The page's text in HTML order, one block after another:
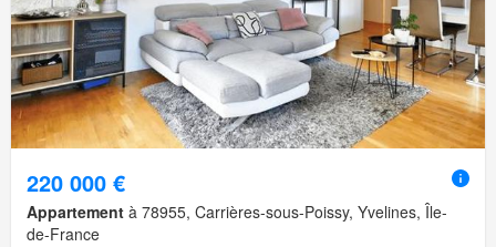
220 000 €
Appartement à 78955, Carrières-sous-Poissy, Yvelines, Île-
de-France